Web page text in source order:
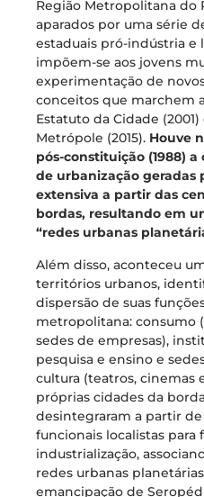
Região Metropolitana do
aparados por uma série
estaduais pró-indústria e
impõem-se aos jovens
experimentação de
conceitos que marchem
Estatuto da Cidade
Metrópole (2015). Houve
pós-constituição (1988)
de urbanização geradas
extensiva a partir das
bordas, resultando em
“redes urbanas
Além disso, aconteceu
territórios urbanos,
dispersão de suas
metropolitana: consumo
sedes de empresas),
pesquisa e ensino e
cultura (teatros, cinemas
próprias cidades da
desintegraram a partir
funcionais localistas para
industrialização,
redes urbanas
emancipação de